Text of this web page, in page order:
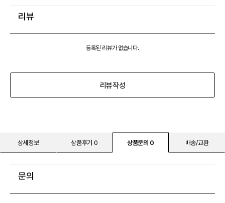
리뷰
등록된 리뷰가 없습니다.
리뷰작성
상세정보 상품후기 0 상품문의 0 배송/교환
문의